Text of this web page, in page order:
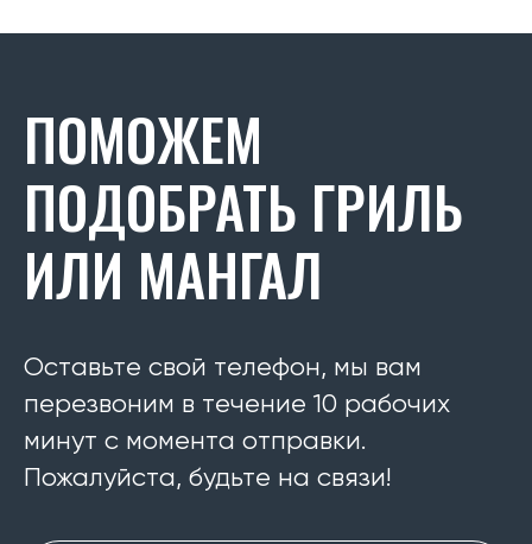
ПОМОЖЕМ
ПОДОБРАТЬ ГРИЛЬ
ИЛИ МАНГАЛ
Оставьте свой телефон, мы вам
перезвоним в течение 10 рабочих
минут с момента отправки.
Пожалуйста, будьте на связи!